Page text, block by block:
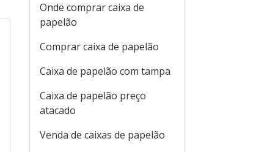
Onde comprar caixa de
papelão
Comprar caixa de papelão
Caixa de papelão com tampa
Caixa de papelão preço
atacado
Venda de caixas de papelão